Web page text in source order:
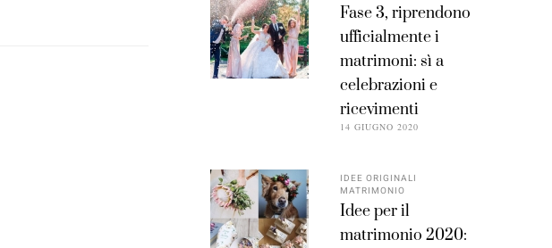
Fase 3, riprendono
ufficialmente i
matrimoni: sì a
celebrazioni e
ricevimenti
14 GIUGNO 2020
IDEE ORIGINALI
MATRIMONIO
Idee per il
matrimonio 2020: